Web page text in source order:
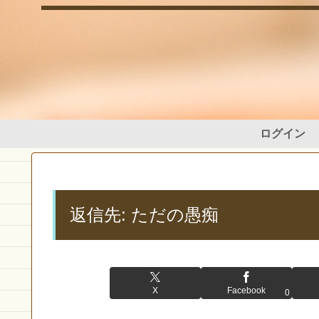
ログイン
返信先: ただの愚痴
X Facebook 0